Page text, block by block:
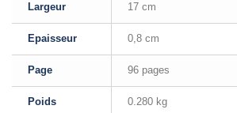
Largeur 17 cm
Epaisseur 0,8 cm
Page 96 pages
Poids 0.280 kg